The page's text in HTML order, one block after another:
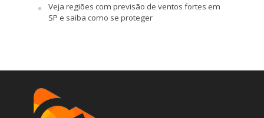
Veja regiões com previsão de ventos fortes em
SP e saiba como se proteger